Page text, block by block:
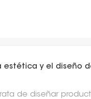
estética y el diseño
de diseñar